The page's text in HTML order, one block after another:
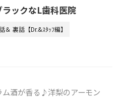
ックなL歯科医院
＆ 裏話【Dr.&ｽﾀｯﾌ編】
ム酒が香る♪洋梨のアーモン